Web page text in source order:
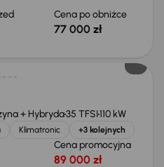
Cena po obniżce
77 000 zł
+ Hybryda35 TFSI110 kW
Klimatronic +3 kolejnych
Cena promocyjna
89 000 zł